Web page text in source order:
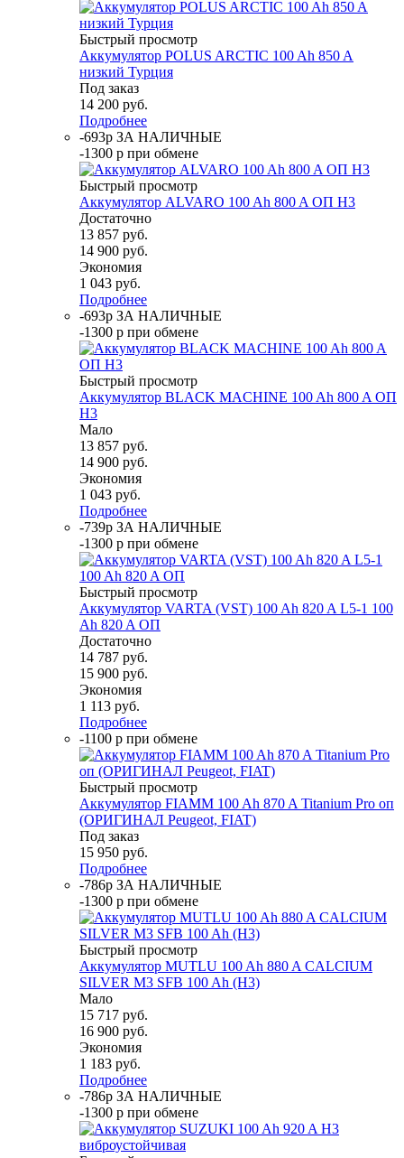
Быстрый просмотр
Аккумулятор POLUS ARCTIC 100 Ah 850 A
низкий Турция
Под заказ
14 200 руб.
Подробнее
-693р ЗА НАЛИЧНЫЕ
-1300 р при обмене
Быстрый просмотр
Аккумулятор ALVARO 100 Ah 800 A ОП H3
Достаточно
13 857 руб.
14 900 руб.
Экономия
1 043 руб.
Подробнее
-693р ЗА НАЛИЧНЫЕ
-1300 р при обмене
Быстрый просмотр
Аккумулятор BLACK MACHINE 100 Ah 800 A ОП
H3
Мало
13 857 руб.
14 900 руб.
Экономия
1 043 руб.
Подробнее
-739р ЗА НАЛИЧНЫЕ
-1300 р при обмене
Быстрый просмотр
Аккумулятор VARTA (VST) 100 Ah 820 A L5-1 100
Ah 820 A ОП
Достаточно
14 787 руб.
15 900 руб.
Экономия
1 113 руб.
Подробнее
-1100 р при обмене
Быстрый просмотр
Аккумулятор FIAMM 100 Ah 870 A Titanium Pro оп
(ОРИГИНАЛ Peugeot, FIAT)
Под заказ
15 950 руб.
Подробнее
-786р ЗА НАЛИЧНЫЕ
-1300 р при обмене
Быстрый просмотр
Аккумулятор MUTLU 100 Ah 880 A CALCIUM
SILVER M3 SFB 100 Ah (H3)
Мало
15 717 руб.
16 900 руб.
Экономия
1 183 руб.
Подробнее
-786р ЗА НАЛИЧНЫЕ
-1300 р при обмене